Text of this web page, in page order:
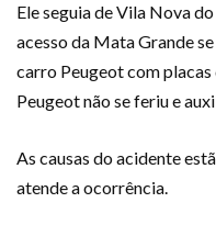
Ele seguia de Vila Nova
acesso da Mata Grande
carro Peugeot com
Peugeot não se feriu e
As causas do acidente
atende a ocorrência.